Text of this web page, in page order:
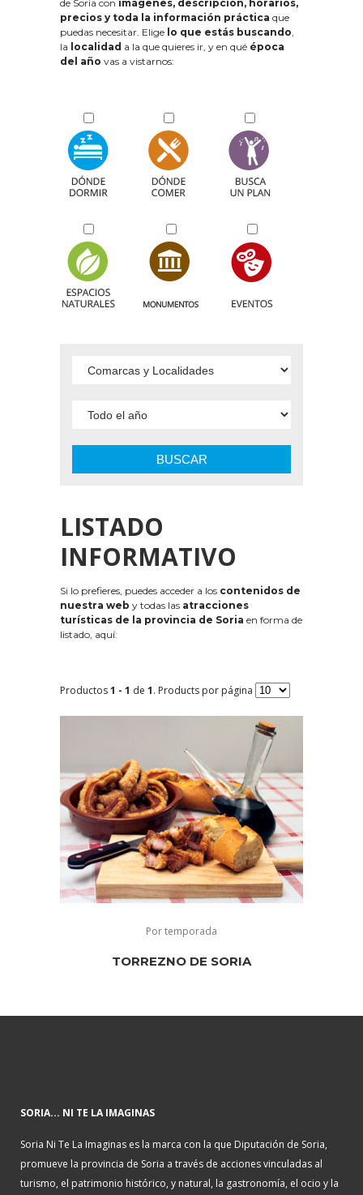
de Soria con imágenes, descripción, horarios,
precios y toda la información práctica que
puedas necesitar. Elige lo que estás buscando,
la localidad a la que quieres ir, y en qué época
del año vas a vistarnos:
BUSCAR
LISTADO
INFORMATIVO
Si lo prefieres, puedes acceder a los contenidos de
nuestra web y todas las atracciones
turísticas de la provincia de Soria en forma de
listado, aquí:
Productos1 - 1 de 1. Products por página
Por temporada
TORREZNO DE SORIA
SORIA... NI TE LA IMAGINAS
Soria Ni Te La Imaginas es la marca con la que Diputación de Soria,
promueve la provincia de Soria a través de acciones vinculadas al
turismo, el patrimonio histórico, y natural, la gastronomía, el ocio y la